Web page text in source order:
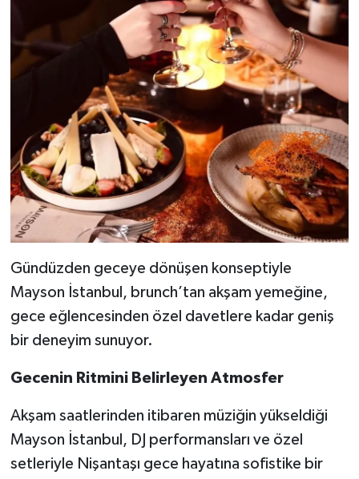
Gündüzden geceye dönüşen konseptiyle
Mayson İstanbul, brunch’tan akşam yemeğine,
gece eğlencesinden özel davetlere kadar geniş
bir deneyim sunuyor.
Gecenin Ritmini Belirleyen Atmosfer
Akşam saatlerinden itibaren müziğin yükseldiği
Mayson İstanbul, DJ performansları ve özel
setleriyle Nişantaşı gece hayatına sofistike bir